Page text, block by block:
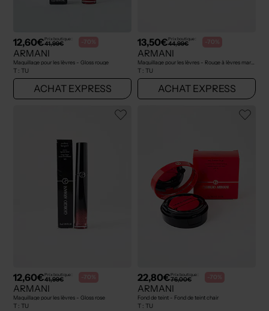
12,60€Prix boutique :
41,99€ -70%
ARMANI
Maquillage pour les lèvres - Gloss rouge
T : TU
ACHAT EXPRESS
13,50€Prix boutique :
44,99€ -70%
ARMANI
T : TU
ACHAT EXPRESS
12,60€Prix boutique :
41,99€ -70%
ARMANI
Maquillage pour les lèvres - Gloss rose
T : TU
22,80€Prix boutique :
76,00€ -70%
ARMANI
Fond de teint - Fond de teint chair
T : TU